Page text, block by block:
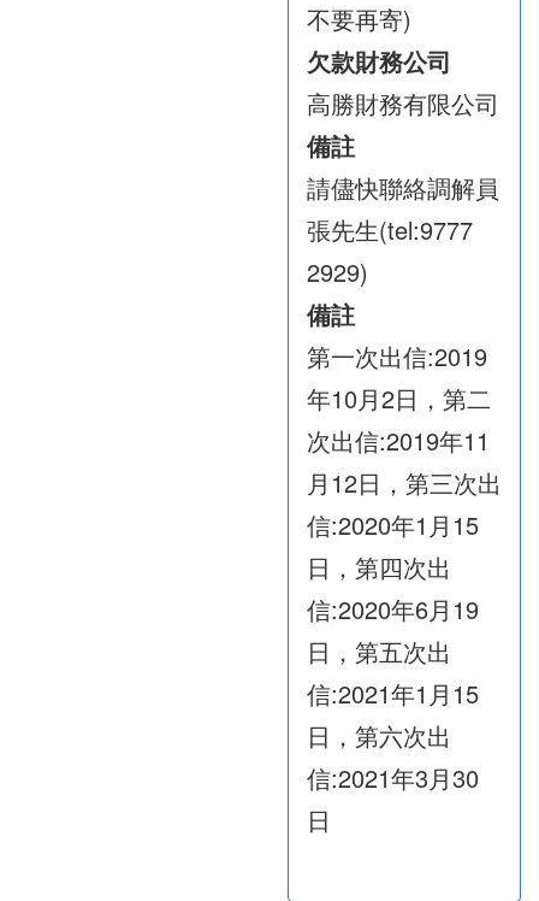
不要再寄)
欠款財務公司
高勝財務有限公司
備註
請儘快聯絡調解員
張先生(tel:9777
2929)
備註
第一次出信:2019
年10月2日，第二
次出信:2019年11
月12日，第三次出
信:2020年1月15
日，第四次出
信:2020年6月19
日，第五次出
信:2021年1月15
日，第六次出
信:2021年3月30
日